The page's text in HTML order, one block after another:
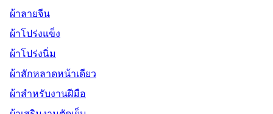
ผ้าลายจีน
ผ้าโปร่งแข็ง
ผ้าโปร่งนิ่ม
ผ้าสักหลาดหน้าเดียว
ผ้าสำหรับงานฝีมือ